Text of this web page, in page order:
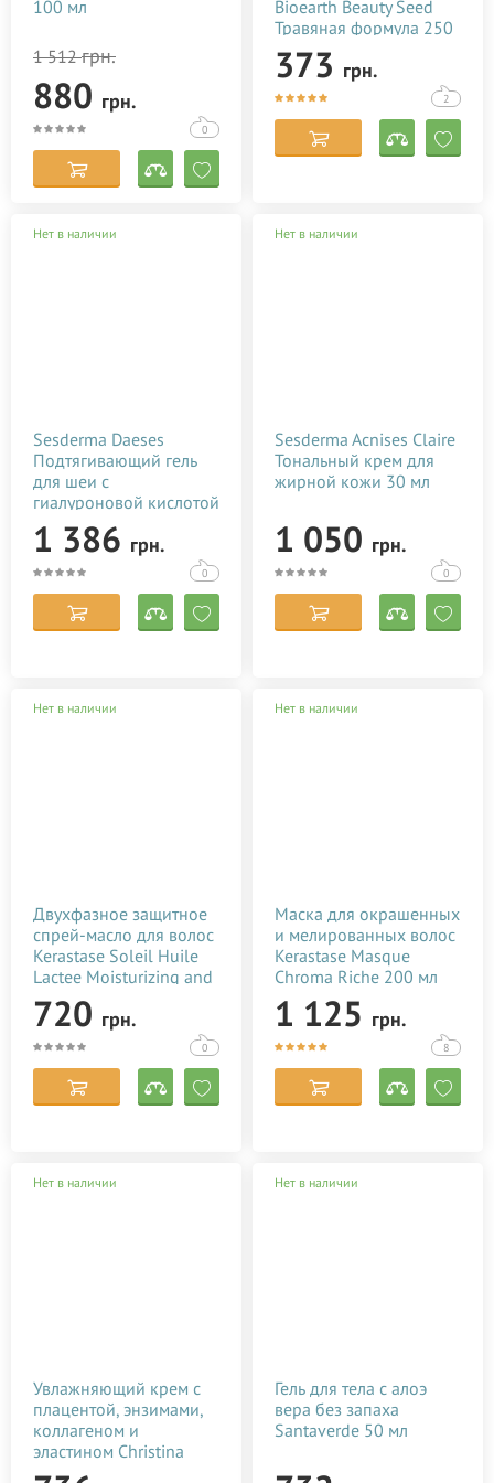
100 мл
1 512грн.
880 грн.
0
Bioearth Beauty Seed
Травяная формула 250
мл
373 грн.
2
Нет в наличии
Sesderma Daeses
Подтягивающий гель
для шеи с
гиалуроновой кислотой
50 мл
1 386 грн.
0
Нет в наличии
Sesderma Acnises Claire
Тональный крем для
жирной кожи 30 мл
1 050 грн.
0
Нет в наличии
Двухфазное защитное
спрей-масло для волос
Kerastase Soleil Huile
Lactee Moisturizing and
Protective Care 125 мл
720 грн.
0
Нет в наличии
Маска для окрашенных
и мелированных волос
Kerastase Masque
Chroma Riche 200 мл
1 125 грн.
8
Нет в наличии
Увлажняющий крем с
плацентой, энзимами,
коллагеном и
эластином Christina
Elastin Collagen With
Нет в наличии
Гель для тела с алоэ
вера без запаха
Santaverde 50 мл